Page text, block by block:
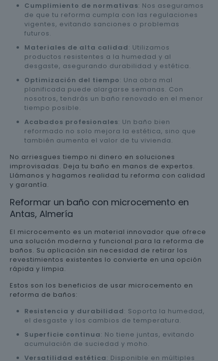
Cumplimiento de normativas: Nos aseguramos
de que tu reforma cumpla con las regulaciones
vigentes, evitando sanciones o problemas
futuros.
Materiales de alta calidad: Utilizamos
productos resistentes a la humedad y al
desgaste, asegurando durabilidad y estética.
Optimización del tiempo: Una obra mal
planificada puede alargarse semanas. Con
nosotros, tendrás un baño renovado en el menor
tiempo posible.
Acabados profesionales: Un baño bien
reformado no solo mejora la estética, sino que
también aumenta el valor de tu vivienda.
No arriesgues tiempo ni dinero en soluciones
improvisadas. Deja tu baño en manos de expertos.
Llámanos y hagamos realidad tu reforma con calidad
y garantía.
Reformar un baño con microcemento en
Antas, Almería
El microcemento es un material innovador que ofrece
una solución moderna y funcional para la reforma de
baños. Su aplicación sin necesidad de retirar los
revestimientos existentes lo convierte en una opción
rápida y limpia.
Estos son los beneficios de usar microcemento en
reforma de baños:
Resistencia y durabilidad: Soporta la humedad,
el desgaste y los cambios de temperatura.
Superficie continua: No tiene juntas, evitando
acumulación de suciedad y moho.
Versatilidad estética: Disponible en múltiples